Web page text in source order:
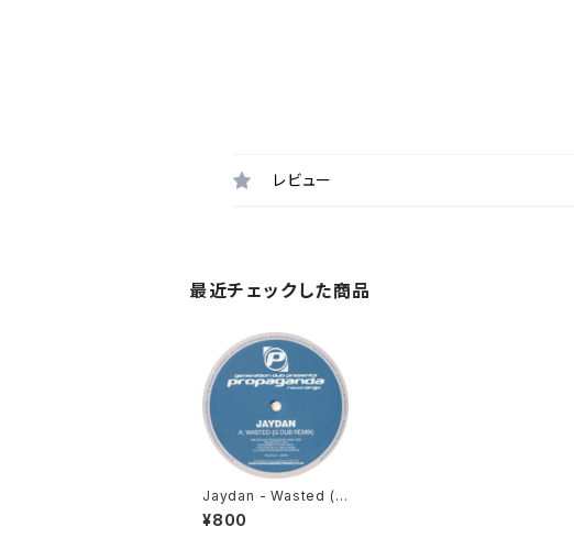
レビュー
最近チェックした商品
Jaydan - Wasted (R
emix) / Love To Fe
el [Propaganda / 20
¥800